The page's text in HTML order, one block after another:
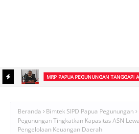
MRP PAPUA PEGUNUNGAN TANGGAPI
Beranda Bimtek SIPD Papua Pegunungan
Pegunungan Tingkatkan Kapasitas ASN
Pengelolaan Keuangan Daerah